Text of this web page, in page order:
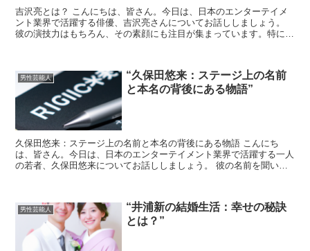
吉沢亮とは？ こんにちは、皆さん。今日は、日本のエンターテイメ
ント業界で活躍する俳優、吉沢亮さんについてお話ししましょう。
彼の演技力はもちろん、その素顔にも注目が集まっています。特に、
男性芸能人
“久保田悠来：ステージ上の名前
と本名の背後にある物語”
久保田悠来：ステージ上の名前と本名の背後にある物語 こんにち
は、皆さん。今日は、日本のエンターテイメント業界で活躍する一人
の若者、久保田悠来についてお話ししましょう。 彼の名前を聞いた
男性芸能人
“井浦新の結婚生活：幸せの秘訣
とは？”